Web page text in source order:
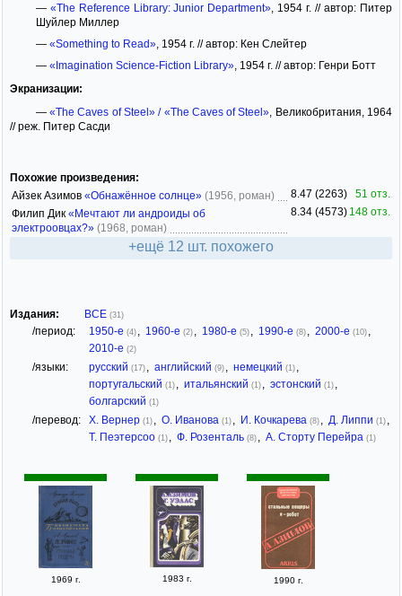
— «The Reference Library: Junior Department» , 1954 г. // автор: Питер
Шуйлер Миллер
— «Something to Read», 1954 г. // автор: Кен Слейтер
— «Imagination Science-Fiction Library», 1954 г. // автор: Генри Ботт
Экранизации:
—«The Caves of Steel» / «The Caves of Steel» , Великобритания, 1964
// реж. Питер Сасди
Похожие произведения:
Айзек Азимов «Обнажённое солнце» (1956, роман) 8.47 (2263)
51 отз.
Филип Дик «Мечтают ли андроиды об
электроовцах?» (1968, роман)
8.34 (4573) 148 отз.
+ещё 12 шт. похожего
Издания: ВСЕ (31)
/период: 1950-е (4) , 1960-е (2) , 1980-е (5) , 1990-е (8) , 2000-е (10) ,
2010-е (2)
/языки: русский (17) , английский (9) , немецкий (1) ,
португальский (1) , итальянский (1) , эстонский (1) ,
болгарский (1)
/перевод: Х. Вернер (1) , О. Иванова (1) , И. Кочкарева (8) , Д. Липпи (1) ,
Т. Пеэтерсоо (1) , Ф. Розенталь (8) , А. Сторту Перейра (1)
1969 г. 1983 г. 1990 г.